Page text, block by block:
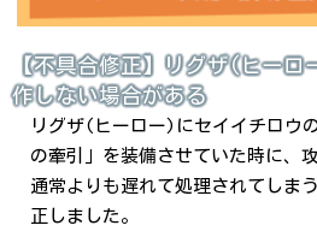
【不具合修正】リグザ(ヒー
作しない場合がある
リグザ(ヒーロー)にセイイチロウ
の牽引」を装備させていた時に、
通常よりも遅れて処理されてしま
正しました。